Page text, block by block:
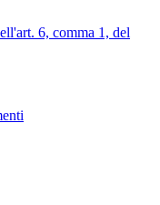
6, comma 1, del